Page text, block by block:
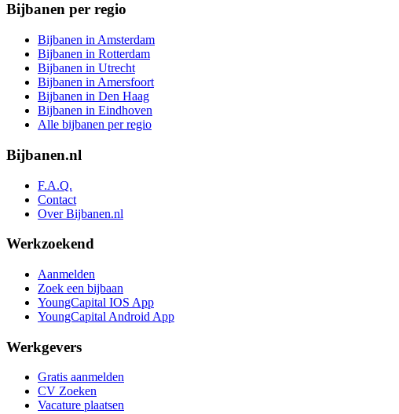
Bijbanen per regio
Bijbanen in Amsterdam
Bijbanen in Rotterdam
Bijbanen in Utrecht
Bijbanen in Amersfoort
Bijbanen in Den Haag
Bijbanen in Eindhoven
Alle bijbanen per regio
Bijbanen.nl
F.A.Q.
Contact
Over Bijbanen.nl
Werkzoekend
Aanmelden
Zoek een bijbaan
YoungCapital IOS App
YoungCapital Android App
Werkgevers
Gratis aanmelden
CV Zoeken
Vacature plaatsen